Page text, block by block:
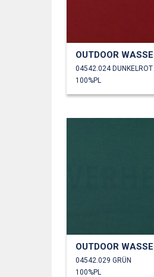
04542.024 DUNKELROT
100%PL
04542.029 GRÜN
100%PL